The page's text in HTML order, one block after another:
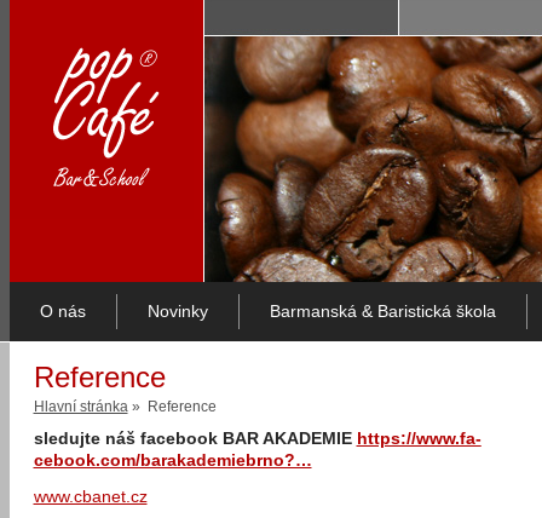
O nás Novinky Barmanská & Baristická škola
Reference
Hlavní stránka » Reference
sledujte náš facebook BAR AKADEMIE https://www.fa­
cebook.com/ba­rakademiebrno­?…
www.cbanet.cz